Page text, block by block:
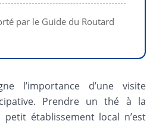
par le Guide du Routard
l’importance d’une visite
Prendre un thé à la
établissement local n’est